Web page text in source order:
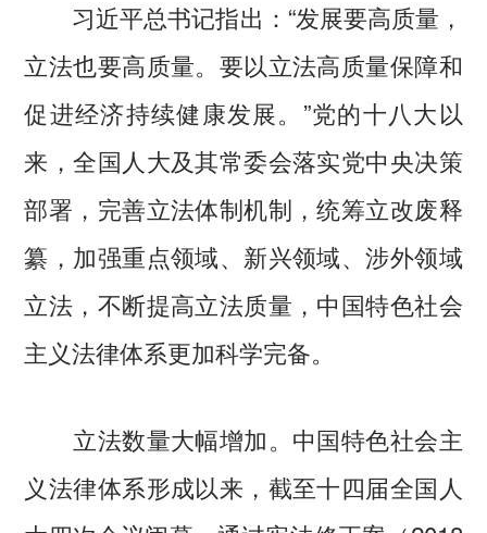
习近平总书记指出：“发展要高质量，
立法也要高质量。要以立法高质量保障和
促进经济持续健康发展。”党的十八大以
来，全国人大及其常委会落实党中央决策
部署，完善立法体制机制，统筹立改废释
纂，加强重点领域、新兴领域、涉外领域
立法，不断提高立法质量，中国特色社会
主义法律体系更加科学完备。
立法数量大幅增加。中国特色社会主
义法律体系形成以来，截至十四届全国人